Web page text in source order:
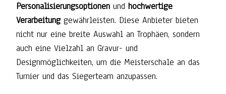
Personalisierungsoptionen und hochwertige
Verarbeitunggewährleisten. Diese Anbieter bieten
nicht nur eine breite Auswahl an Trophäen, sondern
auch eine Vielzahl an Gravur- und
Designmöglichkeiten, um die Meisterschale an das
Turnier und das Siegerteam anzupassen.